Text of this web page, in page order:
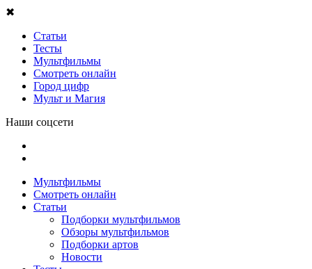
✖
Статьи
Тесты
Мультфильмы
Смотреть онлайн
Город цифр
Мульт и Магия
Наши соцсети
Мультфильмы
Смотреть онлайн
Статьи
Подборки мультфильмов
Обзоры мультфильмов
Подборки артов
Новости